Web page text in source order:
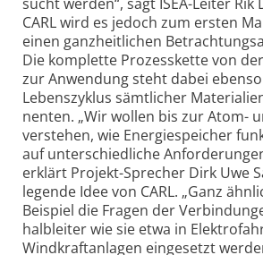
CARL wird es jedoch zum ersten
einen ganz­heit­lichen
Die komplette Prozess­kette von
zur Anwen­dung steht dabei
Lebens­zyklus sämt­licher
nenten. „Wir wollen bis zur Atom-
verstehen, wie Energie­speicher
auf unter­schied­liche
erklärt Projekt-Sprecher Dirk Uwe
legende Idee von CARL. „Ganz
Beispiel die Fragen der
halb­leiter wie sie etwa in
Wind­kraft­anlagen einge­setzt